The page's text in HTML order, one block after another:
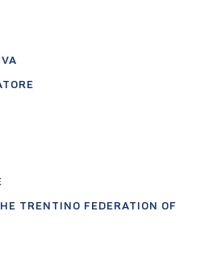
TRENTINO FEDERATION OF